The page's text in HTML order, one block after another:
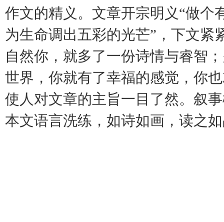
作文的精义。文章开宗明义“做个
为生命调出五彩的光芒”，下文紧
自然你，就多了一份诗情与睿智
世界，你就有了幸福的感觉，你
使人对文章的主旨一目了然。叙
本文语言洗练，如诗如画，读之